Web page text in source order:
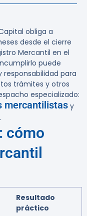
obliga a
desde el cierre
Mercantil en el
puede
para
trámites y otros
especializado:
mercantilistas y
.
cómo
Resultado
práctico